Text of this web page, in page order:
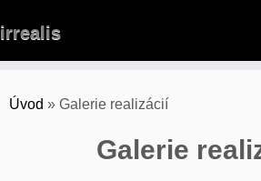
to
irrealis
Úvod » Galerie realizácií
Galerie